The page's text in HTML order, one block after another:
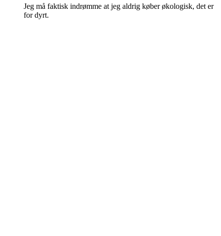
Jeg må faktisk indrømme at jeg aldrig køber økologisk, det er
for dyrt.